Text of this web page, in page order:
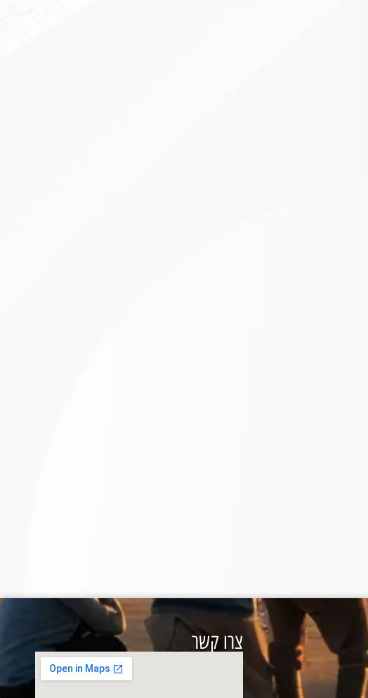
צרו קשר